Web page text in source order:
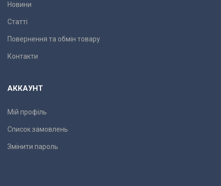
Новини
Статті
Повернення та обмін товару
Контакти
АККАУНТ
Мій профіль
Список замовлень
Змінити пароль